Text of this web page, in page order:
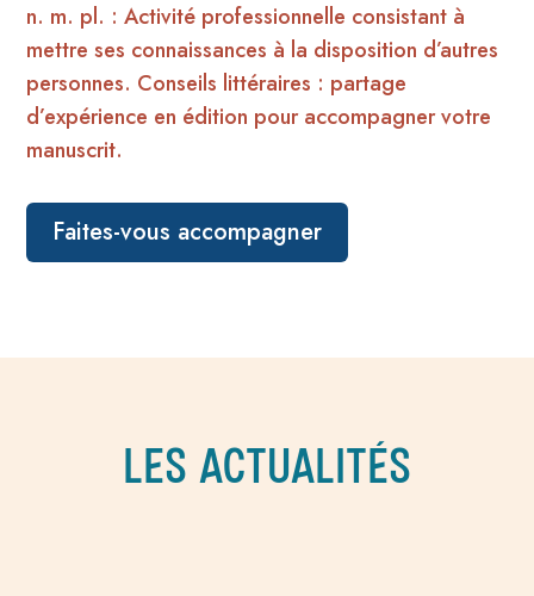
n. m. pl. : Activité professionnelle consistant à
mettre ses connaissances à la disposition d’autres
personnes. Conseils littéraires : partage
d’expérience en édition pour accompagner votre
manuscrit.
Faites-vous accompagner
LES ACTUALITÉS